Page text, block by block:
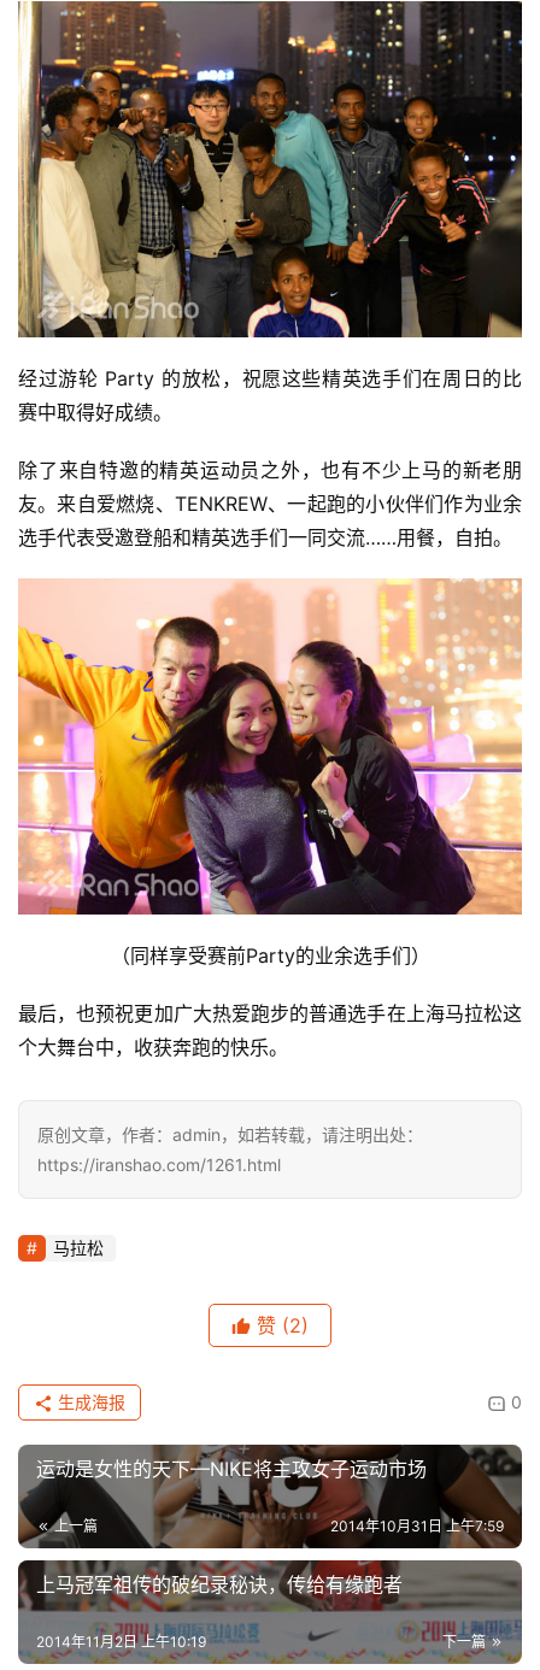
经过游轮 Party 的放松，祝愿这些精英选手们在周日的比
赛中取得好成绩。
除了来自特邀的精英运动员之外，也有不少上马的新老朋
友。 来自爱燃烧、TENKREW、一起跑的小伙伴们作为业余
选手代表受邀登船和精英选手们一同交流……用餐，自拍。
（同样享受赛前Party的业余选手们）
最后，也预祝更加广大热爱跑步的普通选手在上海马拉松这
个大舞台中，收获奔跑的快乐。
原创文章，作者：admin，如若转载，请注明出处：
https://iranshao.com/1261.html
马拉松
赞 (2)
0
生成海报
运动是女性的天下—NIKE将主攻女子运动市场
上一篇 2014年10月31日 上午7:59
上马冠军祖传的破纪录秘诀，传给有缘跑者
下一篇
2014年11月2日 上午10:19